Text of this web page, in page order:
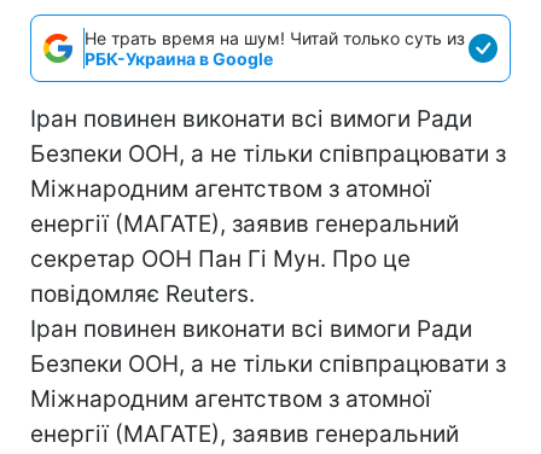
Не трать время на шум! Читай только суть из
РБК-Украина в Google
Іран повинен виконати всі вимоги Ради
Безпеки ООН, а не тільки співпрацювати з
Міжнародним агентством з атомної
енергії (МАГАТЕ), заявив генеральний
секретар ООН Пан Гі Мун. Про це
повідомляє Reuters.
Іран повинен виконати всі вимоги Ради
Безпеки ООН, а не тільки співпрацювати з
Міжнародним агентством з атомної
енергії (МАГАТЕ), заявив генеральний